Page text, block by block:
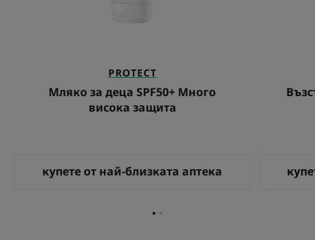
PROTECT
Мляко за деца SPF50+ Много
висока защита
купете от най-близката аптека
Отидете
Отидете